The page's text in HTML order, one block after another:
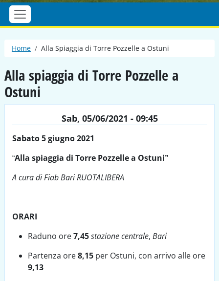
Briciole di pane
Home Alla Spiaggia di Torre Pozzelle a Ostuni
Alla spiaggia di Torre Pozzelle a
Ostuni
Sab, 05/06/2021 - 09:45
Sabato5 giugno 2021
“Alla spiaggia di Torre Pozzelle a Ostuni”
A cura di Fiab Bari RUOTALIBERA
ORARI
Raduno ore7,45stazione centrale, Bari
Partenza ore8,15per Ostuni, con arrivo alle ore
9,13